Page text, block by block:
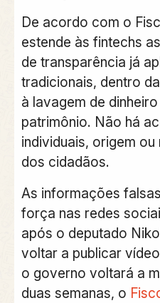
De acordo com o
estende às fintechs
de transparência já
tradicionais, dentro
à lavagem de
patrimônio. Não há
individuais, origem
dos cidadãos.
As informações
força nas redes
após o deputado
voltar a publicar
o governo voltará a
duas semanas, o